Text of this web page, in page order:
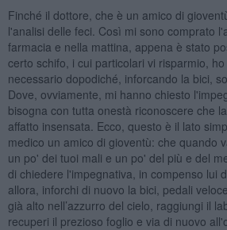
Finché il dottore, che è un amico di
l'analisi delle feci. Così mi sono comprato
farmacia e nella mattina, appena è stato
certo schifo, i cui particolari vi risparmio,
necessario dopodiché, inforcando la bici,
Dove, ovviamente, mi hanno chiesto
bisogna con tutta onestà riconoscere che
affatto insensata. Ecco, questo è il lato
medico un amico di gioventù: che quando
un po' dei tuoi mali e un po' del più e del
di chiedere l'impegnativa, in compenso lui
allora, inforchi di nuovo la bici, pedali
già alto nell’azzurro del cielo, raggiungi il
recuperi il prezioso foglio e via di nuovo